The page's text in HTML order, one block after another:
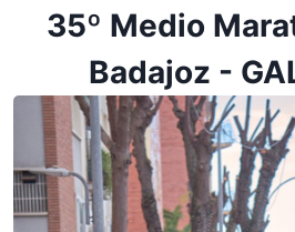
35º Medio
Badajoz -